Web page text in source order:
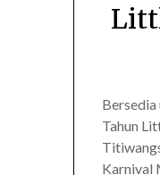
Tahun
Karnival